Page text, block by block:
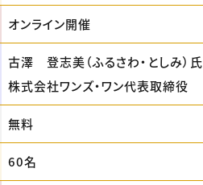
オンライン開催
古澤 登志美（ふるさわ・としみ）氏
株式会社ワンズ・ワン代表取締役
無料
60名